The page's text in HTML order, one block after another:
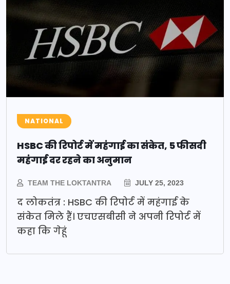
NATIONAL
HSBC की रिपोर्ट में महंगाई का संकेत, 5 फीसदी
महंगाई दर रहने का अनुमान
TEAM THE LOKTANTRA JULY 25, 2023
द लोकतंत्र : HSBC की रिपोर्ट में महंगाई के
संकेत मिले हैं। एचएसबीसी ने अपनी रिपोर्ट में
कहा कि गेहूं